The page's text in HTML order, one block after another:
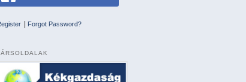
Forgot Password?